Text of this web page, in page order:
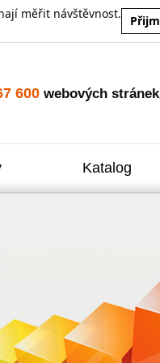
měřit návštěvnost.
600 webových
Katalog